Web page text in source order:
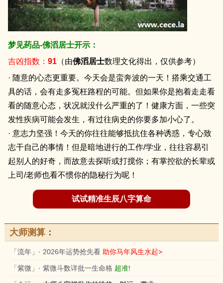
梦见药品-佛滔居士开示：
吉凶指数： 91 （由佛滔居士数理文化得出，仅供参考）
· 随意的心态更重要。今天会是蛮奔波的一天！搭乘交通工
具的话，会有走多冤枉路程的可能。但如果你是抱着走走看
看的随意心态，状况就没什么严重的了！健康方面，一些突
发性疾病可能会发生，有过往病史的你要多加小心了。
· 意志力坚强！今天的你往往能够抵抗住各种诱惑，专心致
志干自己的事情！但是暗地进行的工作/学业，往往容易引
起别人的好奇，而故意去探听或打搅你；有掌控欲的长辈或
上司/老师也看不惯你的隐秘行为呢！
试试精准生辰八字算命
大师测算：
「流年」· 2026年运势抢先看 助你马年风生水起>
「紫微」· 紫微斗数详批一生命格 超准!